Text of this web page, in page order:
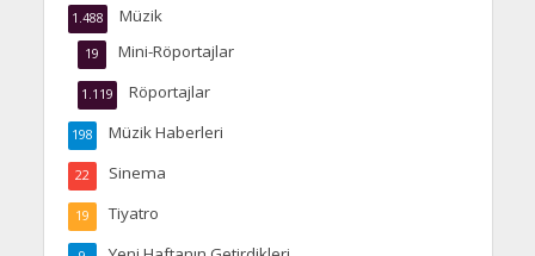
Müzik
1.488
Mini-Röportajlar
19
Röportajlar
1.119
Müzik Haberleri
198
Sinema
22
Tiyatro
19